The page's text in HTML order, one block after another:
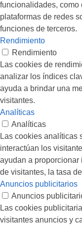
funcionalidades, como
plataformas de redes
funciones de terceros.
Rendimiento
Rendimiento
Las cookies de
analizar los índices
ayuda a brindar una
visitantes.
Analíticas
Analíticas
Las cookies analíticas
interactúan los
ayudan a proporcionar
de visitantes, la tasa
Anuncios publicitarios
Anuncios
Las cookies
visitantes anuncios y